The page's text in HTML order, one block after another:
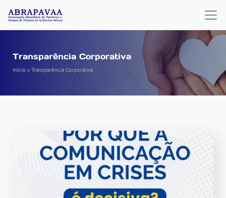
Transparência Corporativa
Início » Transparência Corporativa